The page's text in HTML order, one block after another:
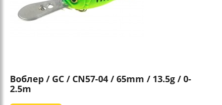
Воблер / GC / CN57-04 / 65mm / 13.5g / 0-
2.5m